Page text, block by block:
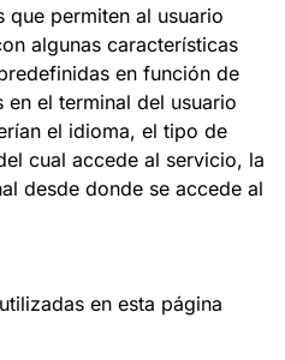
permiten al usuario
algunas características
en función de
en el terminal del usuario
el idioma, el tipo de
cual accede al servicio, la
desde donde se accede al
en esta página